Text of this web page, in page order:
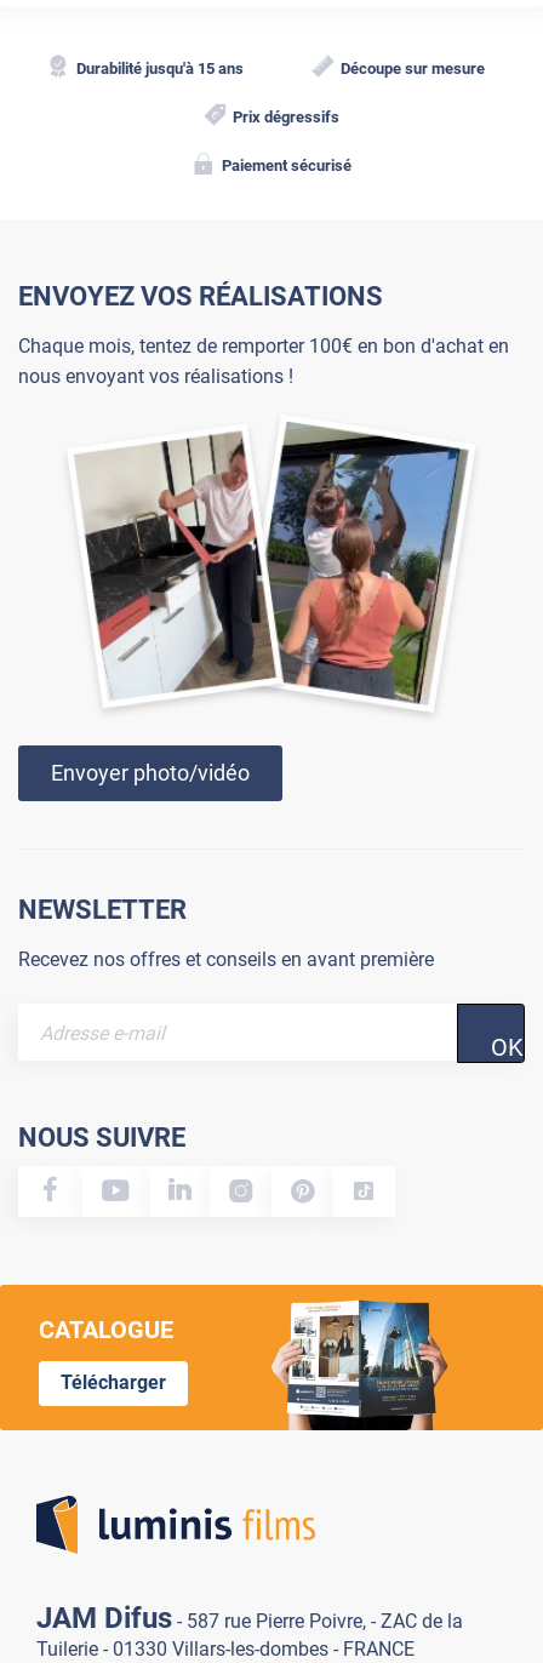
Durabilité jusqu'à 15 ans Découpe sur mesure
Prix dégressifs
Paiement sécurisé
ENVOYEZ VOS RÉALISATIONS
Chaque mois, tentez de remporter 100€ en bon d'achat en
nous envoyant vos réalisations !
Envoyer photo/vidéo
NEWSLETTER
Recevez nos offres et conseils en avant première
OK
NOUS SUIVRE
CATALOGUE
Télécharger
JAM Difus - 587 rue Pierre Poivre, - ZAC de la
Tuilerie - 01330 Villars-les-dombes - FRANCE